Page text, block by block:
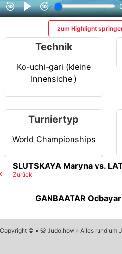
zum Highlight
Technik
Ko-uchi-gari (kleine
Innensichel)
Turniertyp
World Championships
Zurück
SLUTSKAYA Maryna vs.
GANBAATAR
Copyright © • 🥋 Judo.how » Alles rund um